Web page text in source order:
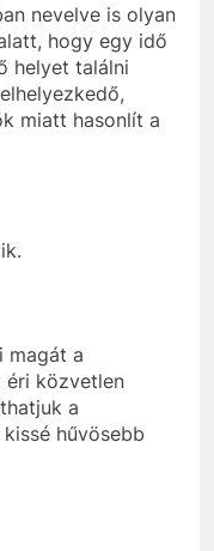
nevelve is olyan
hogy egy idő
helyet találni
miatt hasonlít a
magát a
éri közvetlen
a
hűvösebb